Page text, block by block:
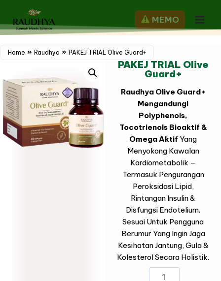
MEMO
Home Raudhya PAKEJ TRIAL Olive Guard+
PAKEJ TRIAL Olive
Guard+
Raudhya Olive Guard+
Mengandungi
Polyphenols,
Tocotrienols Bioaktif &
Omega Aktif Yang
Menyokong Kawalan
Kardiometabolik —
Termasuk Pengurangan
Peroksidasi Lipid,
Rintangan Insulin &
Disfungsi Endotelium.
Sesuai Untuk Pengguna
Berumur Yang Ingin Jaga
Kesihatan Jantung, Gula &
Kolesterol Secara Holistik.